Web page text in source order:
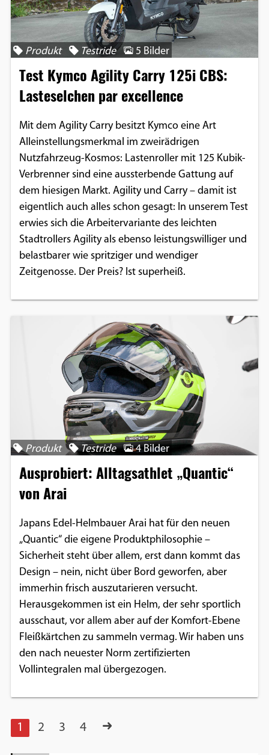
Produkt Testride 5 Bilder
Test Kymco Agility Carry 125i CBS:
Lasteselchen par excellence
Mit dem Agility Carry besitzt Kymco eine Art
Alleinstellungsmerkmal im zweirädrigen
Nutzfahrzeug-Kosmos: Lastenroller mit 125 Kubik-
Verbrenner sind eine aussterbende Gattung auf
dem hiesigen Markt. Agility und Carry – damit ist
eigentlich auch alles schon gesagt: In unserem Test
erwies sich die Arbeitervariante des leichten
Stadtrollers Agility als ebenso leistungswilliger und
belastbarer wie spritziger und wendiger
Zeitgenosse. Der Preis? Ist superheiß.
Produkt Testride 4 Bilder
Ausprobiert: Alltagsathlet „Quantic“
von Arai
Japans Edel-Helmbauer Arai hat für den neuen
„Quantic“ die eigene Produktphilosophie –
Sicherheit steht über allem, erst dann kommt das
Design – nein, nicht über Bord geworfen, aber
immerhin frisch auszutarieren versucht.
Herausgekommen ist ein Helm, der sehr sportlich
ausschaut, vor allem aber auf der Komfort-Ebene
Fleißkärtchen zu sammeln vermag. Wir haben uns
den nach neuester Norm zertifizierten
Vollintegralen mal übergezogen.
1 2 3 4